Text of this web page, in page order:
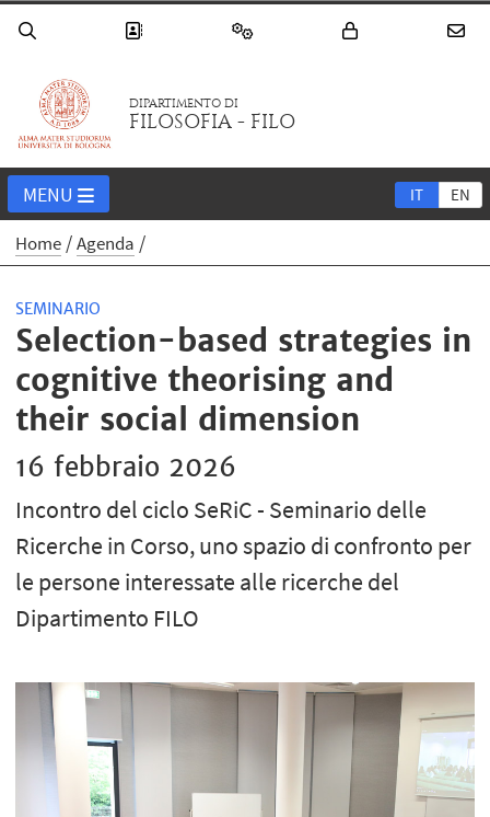
DIPARTIMENTO DI
FILOSOFIA - FILO
IT EN
MENU
Home Agenda
SEMINARIO
Selection-based strategies in
cognitive theorising and
their social dimension
16 febbraio 2026
Incontro del ciclo SeRiC - Seminario delle
Ricerche in Corso, uno spazio di confronto per
le persone interessate alle ricerche del
Dipartimento FILO